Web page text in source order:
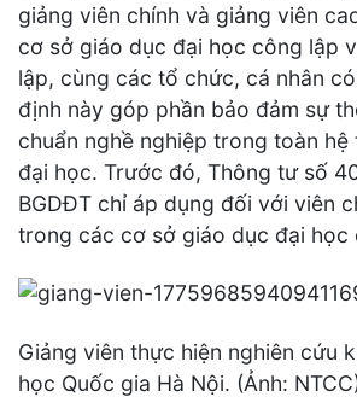
giảng viên chính và giảng viên
cơ sở giáo dục đại học công lập
lập, cùng các tổ chức, cá nhân
định này góp phần bảo đảm sự
chuẩn nghề nghiệp trong toàn
đại học. Trước đó, Thông tư số
BGDĐT chỉ áp dụng đối với viên
trong các cơ sở giáo dục đại học
Giảng viên thực hiện nghiên cứu
học Quốc gia Hà Nội. (Ảnh: